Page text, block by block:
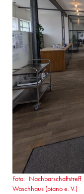
Foto:
Waschhaus (piano e. V.)